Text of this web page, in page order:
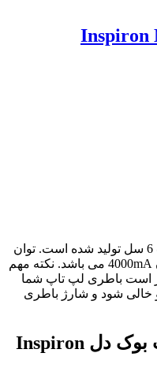
باطری دل اینسپایرون N5010 بصورت 6 سل تولید شده است. توان
خروجی این باتری 45Wh و ظرفیت آن 4000mA می باشد. نکته مهم
است باطری لپ تاپ شما
شارژ کامل و خالی شود و شارژ باطری
خرید و قیمت باطری نوت بوک دل Inspiron